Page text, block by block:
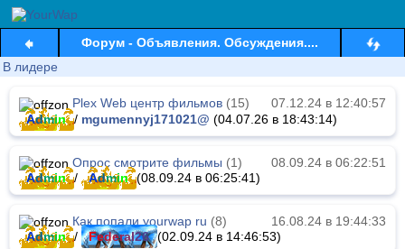
Форум - Объявления. Обсуждения....
В лидере
Plex Web центр фильмов (15)
07.12.24 в 12:40:57
Admin / mgumennyj171021@ (04.07.26 в 18:43:14)
Опрос смотрите фильмы (1)
08.09.24 в 06:22:51
Admin / Admin (08.09.24 в 06:25:41)
Как попали yourwap ru (8)
16.08.24 в 19:44:33
Admin / Federal26 (02.09.24 в 14:46:53)